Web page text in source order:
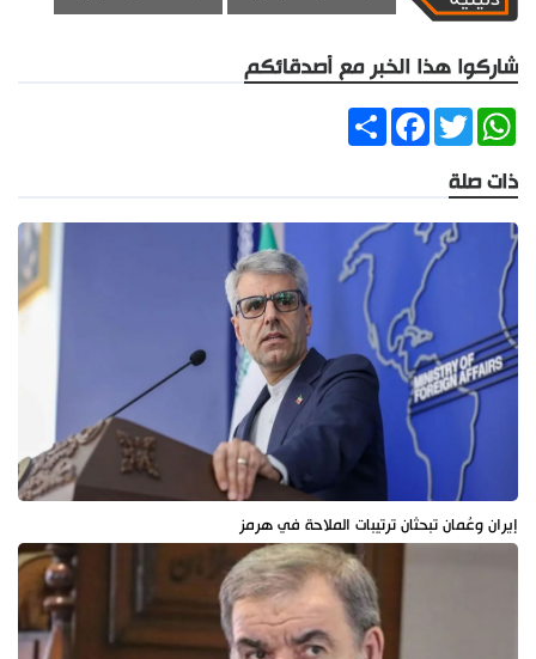
شاركوا هذا الخبر مع أصدقائكم
ShareFacebookTwitter
WhatsApp
ذات صلة
إيران وعُمان تبحثان ترتيبات الملاحة في هرمز